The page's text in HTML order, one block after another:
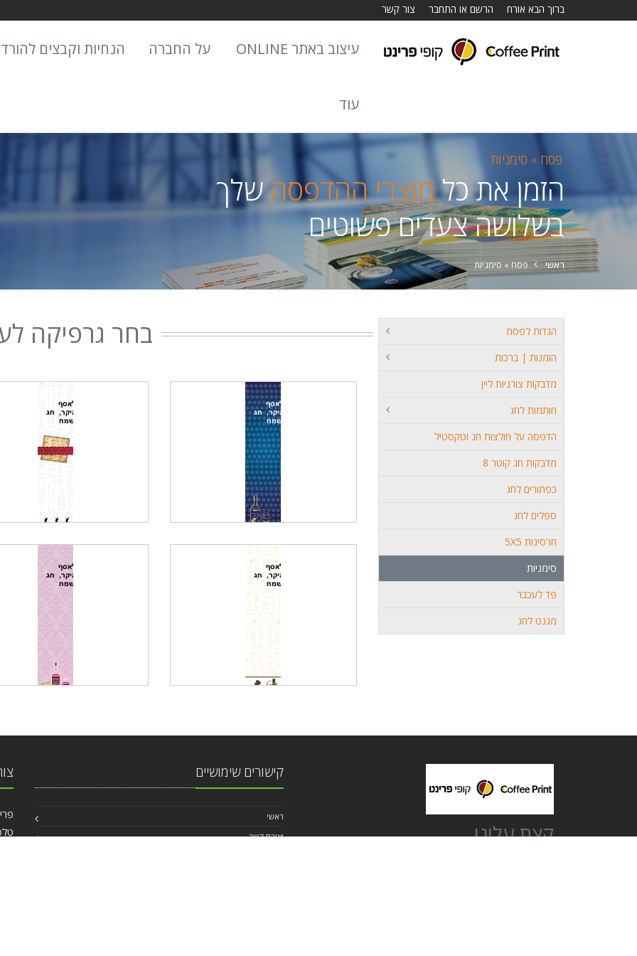
ברוך הבא אורח הרשם או התחבר צור קשר
עיצוב באתר ONLINE על החברה הנחיות וקבצים
עוד
פסח » סימניות
הזמן את כלמוצרי ההדפסהשלך
בשלושה צעדים פשוטים
ראשי פסח » סימניות
הגדות לפסח
הזמנות | ברכות
מדבקות צורניות ליין
חותמות לחג
הדפסה על חולצות חג וטקסטיל
מדבקות חג קוטר 8
כפתורים לחג
ספלים לחג
חרסינות 5X5
סימניות
פד לעכבר
מגנט לחג
בחר גרפיקה
קצת עלינו
קישורים שימושיים
ראשי
יצירת קשר
פרישמן 46,